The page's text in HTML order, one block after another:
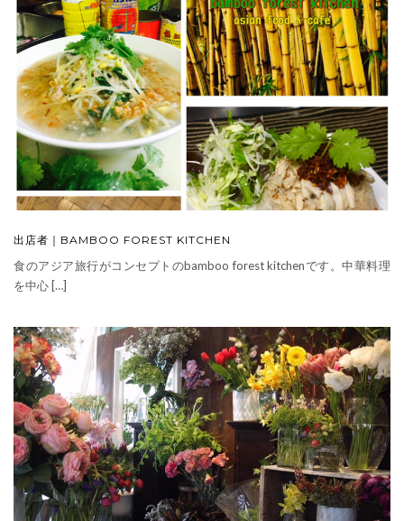
出店者｜BAMBOO FOREST KITCHEN
食のアジア旅行がコンセプトのbamboo forest kitchenです。中華料理
を中心 […]